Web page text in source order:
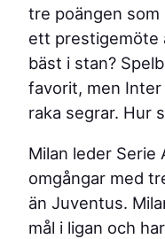
tre poängen som
ett prestigemöte
bäst i stan?
favorit, men
raka segrar. Hur
Milan leder Serie
omgångar med
än Juventus.
mål i ligan och